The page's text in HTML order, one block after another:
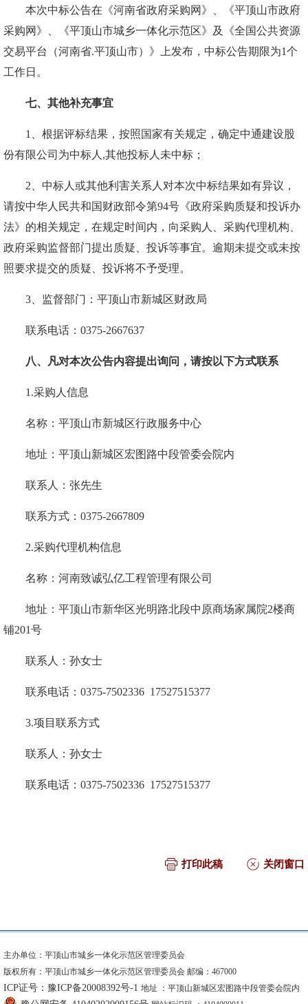
本次中标公告在 《河南省政府采购网》、《平顶山市政府
采购网》、《平顶山市城乡一体化示范区》及《全国公共资源
交易平台（河南省.平顶山市）》 上发布，中标公告期限为1个
工作日。
七、其他补充事宜
1、根据评标结果，按照国家有关规定，确定中通建设股
份有限公司为中标人,其他投标人未中标；
2、中标人或其他利害关系人对本次中标结果如有异议，
请按中华人民共和国财政部令第94号《政府采购质疑和投诉办
法》的相关规定，在规定时间内，向采购人、采购代理机构、
政府采购监督部门提出质疑、投诉等事宜。逾期未提交或未按
照要求提交的质疑、投诉将不予受理。
3、监督部门： 平顶山市新城区财政局
联系电话： 0375-2667637
八、凡对本次公告内容提出询问，请按以下方式联系
1.采购人信息
名称：平顶山市新城区行政服务中心
地址：平顶山新城区宏图路中段管委会院内
联系人：张先生
联系方式： 0375-2667809
2.采购代理机构信息
名称：河南致诚弘亿工程管理有限公司
地址：平顶山市新华区光明路北段中原商场家属院2楼商
铺201号
联系人： 孙女士
联系电话： 0375-7502336 17527515377
3.项目联系方式
联系人： 孙女士
联系电话： 0375-7502336 17527515377
打印此稿 关闭窗口
主办单位：平顶山市城乡一体化示范区管理委员会
版权所有：平顶山市城乡一体化示范区管理委员会 邮编：467000
ICP证号：豫ICP备20008392号-1 地址 ：平顶山新城区宏图路中段管委会院内